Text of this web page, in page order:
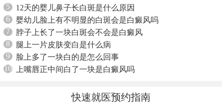
5
12天的婴儿鼻子长白斑是什么原因
6
婴幼儿脸上有不明显的白斑会是白癜风吗
7
脖子上长了一块白斑会不会是白癜风
8
腿上一片皮肤变白是什么病
9
脸上多了一块白的是怎么回事
10
上嘴唇正中间白了一块是白癜风吗
快速就医预约指南